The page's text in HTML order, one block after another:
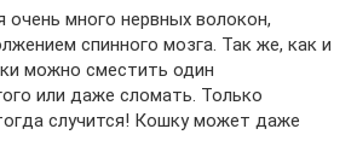
очень много нервных волокон,
спинного мозга. Так же, как и
можно сместить один
или даже сломать. Только
случится! Кошку может даже